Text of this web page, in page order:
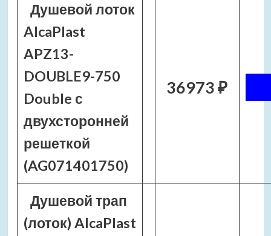
Душевой лоток
AlcaPlast
APZ13-
DOUBLE9-750
Double с
двухсторонней
решеткой
(AG071401750)
36973 ₽
Душевой трап
(лоток) AlcaPlast